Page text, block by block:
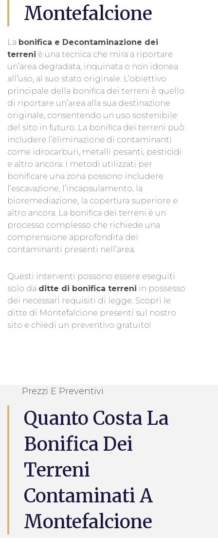
Montefalcione
La bonifica e Decontaminazione dei
terreni è una tecnica che mira a riportare
un’area degradata, inquinata o non idonea
all’uso, al suo stato originale. L’obiettivo
principale della bonifica dei terreni è quello
di riportare un’area alla sua destinazione
originale, consentendo un uso sostenibile
del sito in futuro. La bonifica dei terreni può
includere l’eliminazione di contaminanti
come idrocarburi, metalli pesanti, pesticidi
e altro ancora. I metodi utilizzati per
bonificare una zona possono includere
l’escavazione, l’incapsulamento, la
bioremediazione, la copertura superiore e
altro ancora. La bonifica dei terreni è un
processo complesso che richiede una
comprensione approfondita dei
contaminanti presenti nell’area.
Questi interventi possono essere eseguiti
solo da ditte di bonifica terreni in possesso
dei necessari requisiti di legge. Scopri le
ditte di Montefalcione presenti sul nostro
sito e chiedi un preventivo gratuito!
Prezzi E Preventivi
Quanto Costa La
Bonifica Dei
Terreni
Contaminati A
Montefalcione